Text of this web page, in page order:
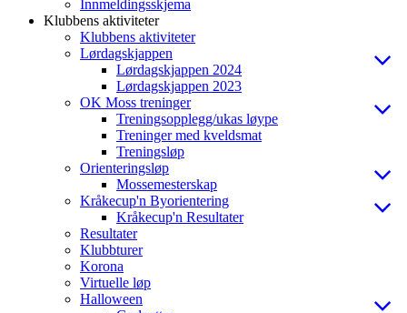
Innmeldingsskjema
Klubbens aktiviteter
Klubbens aktiviteter
Lørdagskjappen
Lørdagskjappen 2024
Lørdagskjappen 2023
OK Moss treninger
Treningsopplegg/ukas løype
Treninger med kveldsmat
Treningsløp
Orienteringsløp
Mossemesterskap
Kråkecup'n Byorientering
Kråkecup'n Resultater
Resultater
Klubbturer
Korona
Virtuelle løp
Halloween